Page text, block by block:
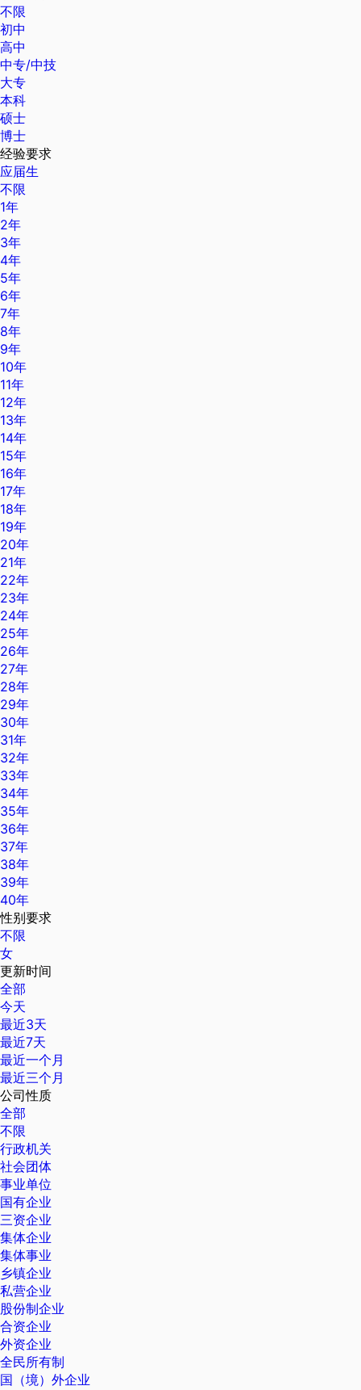
不限
初中
高中
中专/中技
大专
本科
硕士
博士
经验要求
应届生
不限
1年
2年
3年
4年
5年
6年
7年
8年
9年
10年
11年
12年
13年
14年
15年
16年
17年
18年
19年
20年
21年
22年
23年
24年
25年
26年
27年
28年
29年
30年
31年
32年
33年
34年
35年
36年
37年
38年
39年
40年
性别要求
不限
女
更新时间
全部
今天
最近3天
最近7天
最近一个月
最近三个月
公司性质
全部
不限
行政机关
社会团体
事业单位
国有企业
三资企业
集体企业
集体事业
乡镇企业
私营企业
股份制企业
合资企业
外资企业
全民所有制
国（境）外企业